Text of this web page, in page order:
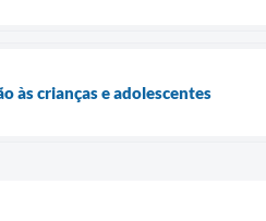
às crianças e adolescentes